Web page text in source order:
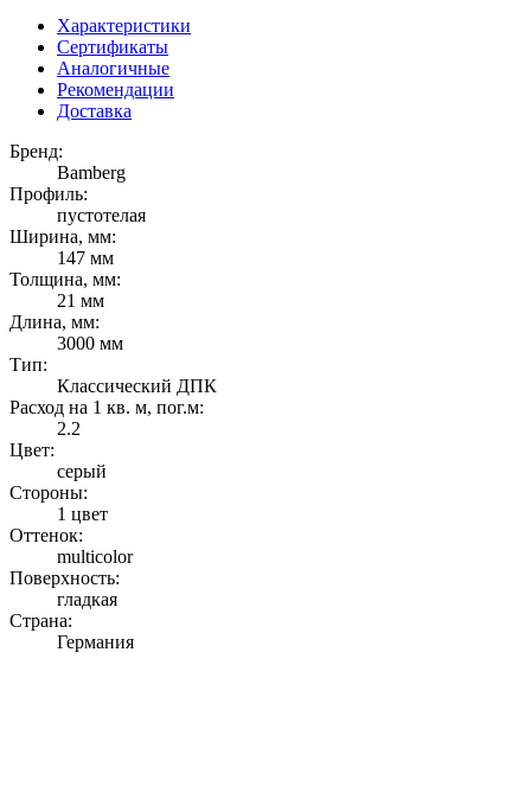
Характеристики
Сертификаты
Аналогичные
Рекомендации
Доставка
Бренд:
Bamberg
Профиль:
пустотелая
Ширина, мм:
147 мм
Толщина, мм:
21 мм
Длина, мм:
3000 мм
Тип:
Классический ДПК
Расход на 1 кв. м, пог.м:
2.2
Цвет:
серый
Стороны:
1 цвет
Оттенок:
multicolor
Поверхность:
гладкая
Страна:
Германия